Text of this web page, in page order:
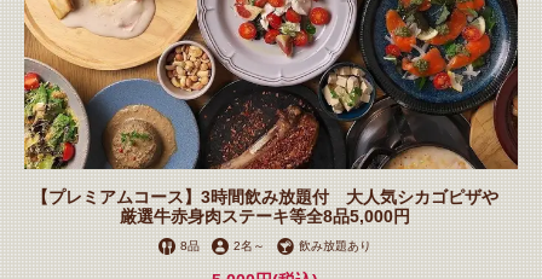
【プレミアムコース】3時間飲み放題付 大人気シカゴピザや
厳選牛赤身肉ステーキ等全8品5,000円
8品 2名～ 飲み放題あり